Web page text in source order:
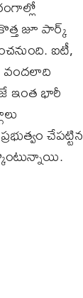
జూ పార్క్
ఐటీ,
వందలాది
ఇంత భారీ
చేపట్టిన